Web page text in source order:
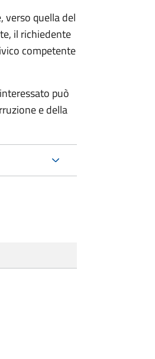
verso quella del
il richiedente
competente
può
e della